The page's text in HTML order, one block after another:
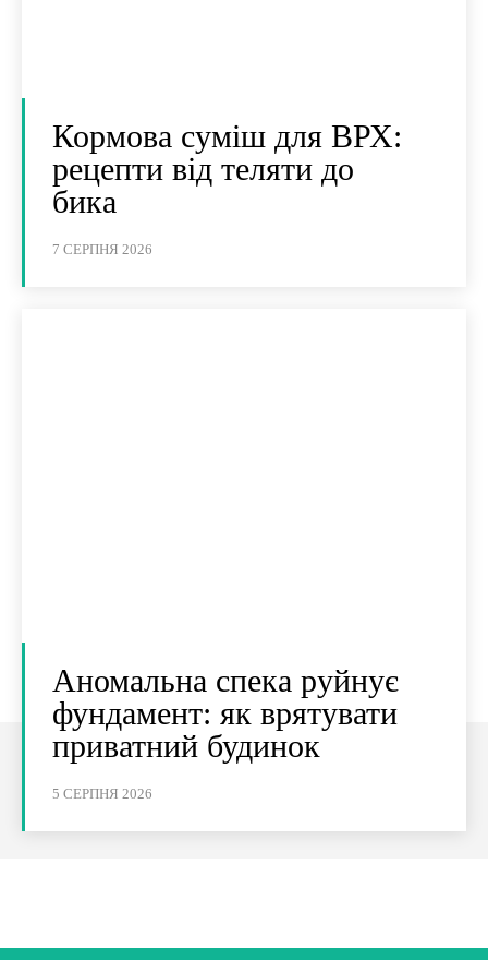
Кормова суміш для ВРХ:
рецепти від теляти до
бика
7 СЕРПНЯ 2026
Аномальна спека руйнує
фундамент: як врятувати
приватний будинок
5 СЕРПНЯ 2026